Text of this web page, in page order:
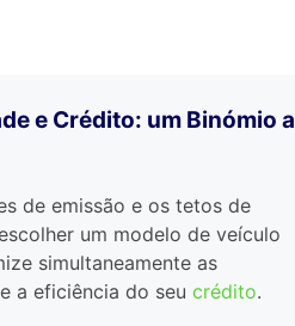
e Crédito: um Binómio a
de emissão e os tetos de
um modelo de veículo
simultaneamente as
a eficiência do seu crédito.